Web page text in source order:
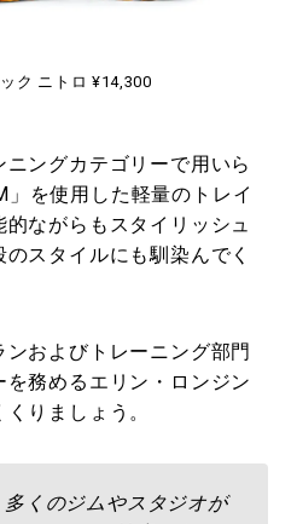
ク ニトロ ¥14,300
ングカテゴリーで用いら
」を使用した軽量のトレイ
ながらもスタイリッシュ
スタイルにも馴染んでく
およびトレーニング部門
務めるエリン・ロンジン
りましょう。
多くのジムやスタジオが